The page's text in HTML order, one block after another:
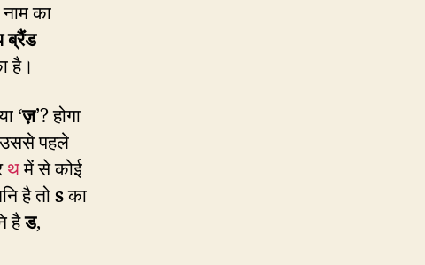
का
ब्रैंड
है।
‘ज़’? होगा
उससे पहले
थमें से कोई
है तोsका
हैड,